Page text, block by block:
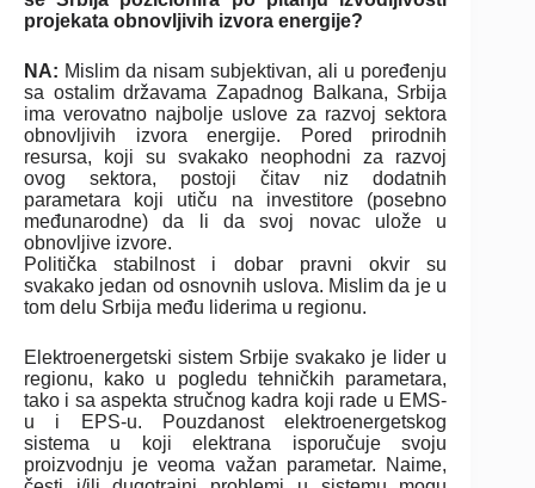
projekata obnovljivih izvora energije?
NA: Mislim da nisam subjektivan, ali u poređenju
sa ostalim državama Zapadnog Balkana, Srbija
ima verovatno najbolje uslove za razvoj sektora
obnovljivih izvora energije. Pored prirodnih
resursa, koji su svakako neophodni za razvoj
ovog sektora, postoji čitav niz dodatnih
parametara koji utiču na investitore (posebno
međunarodne) da li da svoj novac ulože u
obnovljive izvore.
Politička stabilnost i dobar pravni okvir su
svakako jedan od osnovnih uslova. Mislim da je u
tom delu Srbija među liderima u regionu.
Elektroenergetski sistem Srbije svakako je lider u
regionu, kako u pogledu tehničkih parametara,
tako i sa aspekta stručnog kadra koji rade u EMS-
u i EPS-u. Pouzdanost elektroenergetskog
sistema u koji elektrana isporučuje svoju
proizvodnju je veoma važan parametar. Naime,